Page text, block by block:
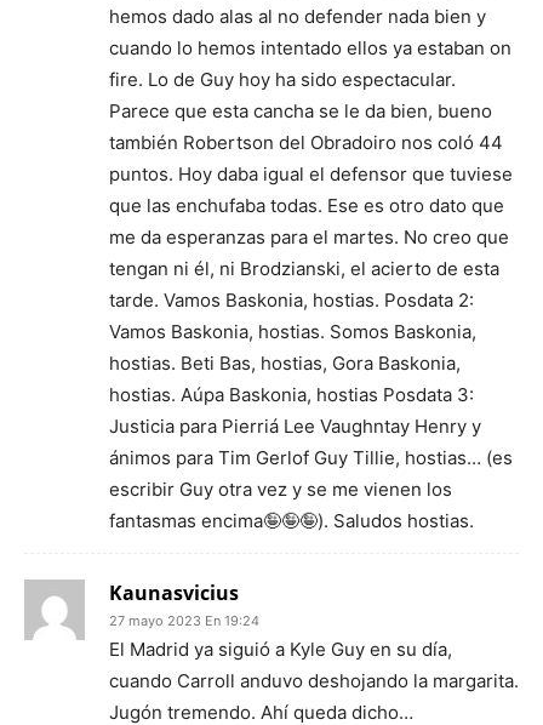
hemos dado alas al no defender nada bien y
cuando lo hemos intentado ellos ya estaban on
fire. Lo de Guy hoy ha sido espectacular.
Parece que esta cancha se le da bien, bueno
también Robertson del Obradoiro nos coló 44
puntos. Hoy daba igual el defensor que tuviese
que las enchufaba todas. Ese es otro dato que
me da esperanzas para el martes. No creo que
tengan ni él, ni Brodzianski, el acierto de esta
tarde. Vamos Baskonia, hostias. Posdata 2:
Vamos Baskonia, hostias. Somos Baskonia,
hostias. Beti Bas, hostias, Gora Baskonia,
hostias. Aúpa Baskonia, hostias Posdata 3:
Justicia para Pierriá Lee Vaughntay Henry y
ánimos para Tim Gerlof Guy Tillie, hostias… (es
escribir Guy otra vez y se me vienen los
fantasmas encima🤪🤪🤪). Saludos hostias.
Kaunasvicius
27 mayo 2023 En 19:24
El Madrid ya siguió a Kyle Guy en su día,
cuando Carroll anduvo deshojando la margarita.
Jugón tremendo. Ahí queda dicho…